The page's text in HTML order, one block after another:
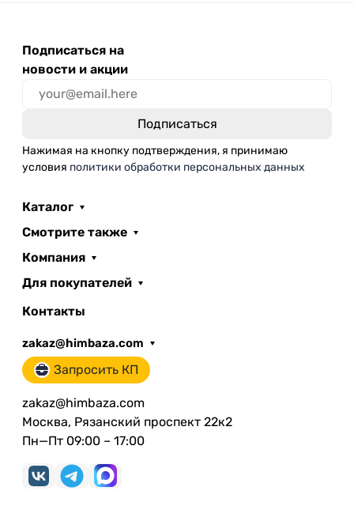
Подписаться на
новости и акции
Нажимая на кнопку подтверждения, я принимаю
условия политики обработки персональных данных
Каталог
Смотрите также
Компания
Для покупателей
Контакты
zakaz@himbaza.com
Запросить КП
zakaz@himbaza.com
Москва, Рязанский проспект 22к2
Пн—Пт 09:00 – 17:00